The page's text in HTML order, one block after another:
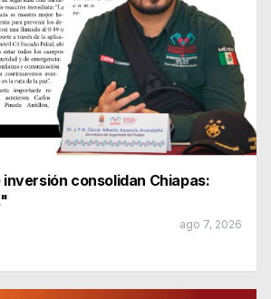
consolidan Chiapas:
ago 7, 2026